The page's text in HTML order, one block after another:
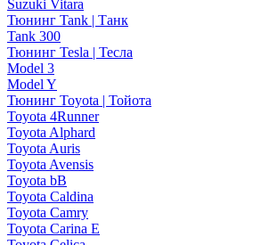
Suzuki Vitara
Тюнинг Tank | Танк
Tank 300
Тюнинг Tesla | Тесла
Model 3
Model Y
Тюнинг Toyota | Тойота
Toyota 4Runner
Toyota Alphard
Toyota Auris
Toyota Avensis
Toyota bB
Toyota Caldina
Toyota Camry
Toyota Carina E